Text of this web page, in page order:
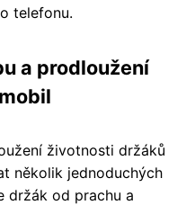
telefonu.
a prodloužení
životnosti držáků
několik jednoduchých
držák od prachu a